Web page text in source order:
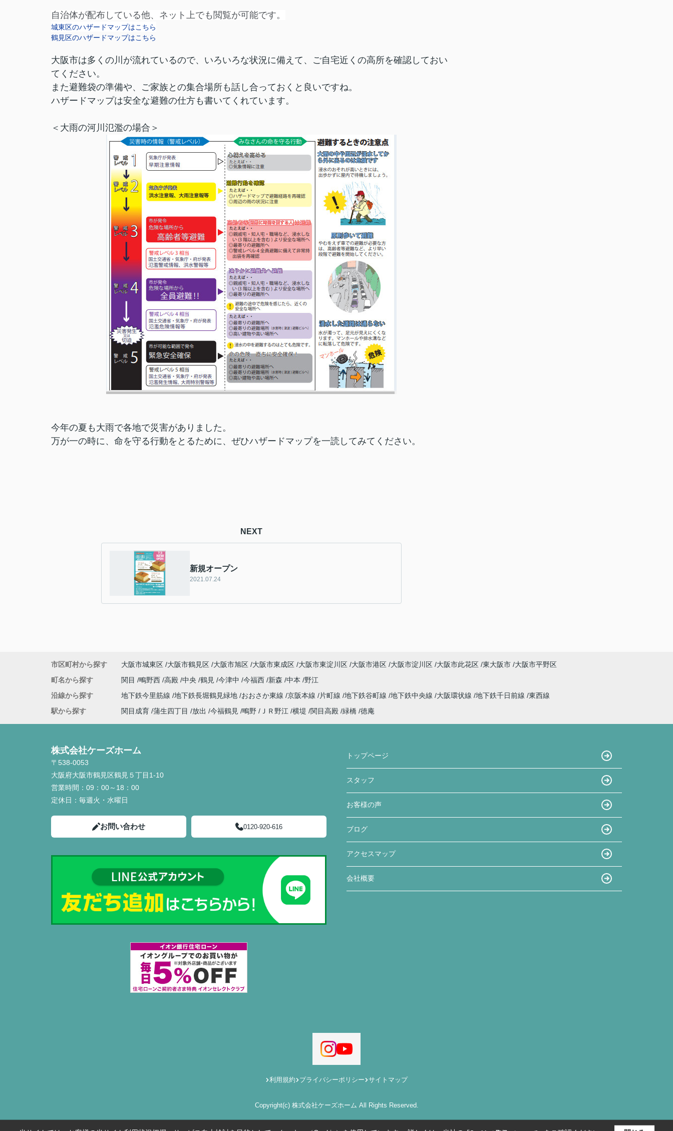
自治体が配布している他、ネット上でも閲覧が可能です。
城東区のハザードマップはこちら
鶴見区のハザードマップはこちら
大阪市は多くの川が流れているので、いろいろな状況に備えて、ご自宅近くの高所を確認しておい
てください。
また避難袋の準備や、ご家族との集合場所も話し合っておくと良いですね。
ハザードマップは安全な避難の仕方も書いてくれています。
＜大雨の河川氾濫の場合＞
今年の夏も大雨で各地で災害がありました。
万が一の時に、命を守る行動をとるために、ぜひハザードマップを一読してみてください。
NEXT
新規オープン
2021.07.24
市区町村から探す 大阪市城東区 大阪市鶴見区 大阪市旭区 大阪市東成区 大阪市東淀川区 大阪市港区 大阪市淀川区 大阪市此花区 東大阪市 大阪市平野区
町名から探す
関目 鴫野西 高殿 中央 鶴見 今津中 今福西 新森 中本
野江
沿線から探す
地下鉄今里筋線 地下鉄長堀鶴見緑地 おおさか東線 京阪本線 片町線 地下鉄谷町線 地下鉄中央線 大阪環状線 地下鉄千日前線 東西線
駅から探す
関目成育 蒲生四丁目 放出 今福鶴見 鴫野 ＪＲ野江 横堤 関目高殿 緑橋 徳庵
株式会社ケーズホーム
〒538-0053
大阪府大阪市鶴見区鶴見５丁目1-10
営業時間： 09：00～18：00
定休日： 毎週火・水曜日
お問い合わせ 0120-920-616
トップページ
スタッフ
お客様の声
ブログ
アクセスマップ
会社概要
利用規約 プライバシーポリシー サイトマップ
Copyright(c) 株式会社ケーズホーム All Rights Reserved.